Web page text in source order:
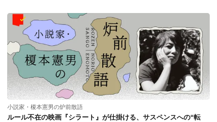
小説家・榎本憲男の炉前散語
ルール不在の映画『シラート』が仕掛ける、サスペンスへの“転